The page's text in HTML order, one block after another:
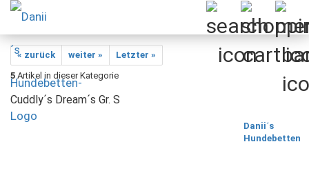
« zurück weiter »
Letzter »
5 Artikel in dieser Kategorie
Cuddly´s Dream´s Gr. S
Danii´s
Hundebetten